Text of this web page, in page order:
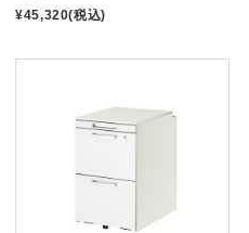
¥45,320(税込)